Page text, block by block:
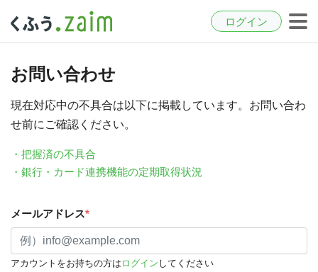
ログイン
お問い合わせ
現在対応中の不具合は以下に掲載しています。お問い合わ
せ前にご確認ください。
・把握済の不具合
・銀行・カード連携機能の定期取得状況
メールアドレス*
アカウントをお持ちの方は ログイン してください